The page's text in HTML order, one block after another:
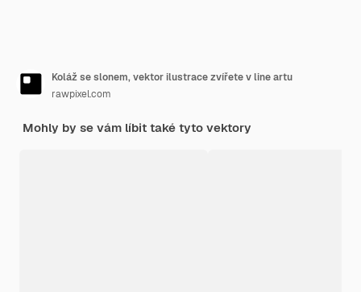
Koláž se slonem, vektor ilustrace zvířete v line artu
rawpixel.com
Mohly by se vám líbit také tyto vektory